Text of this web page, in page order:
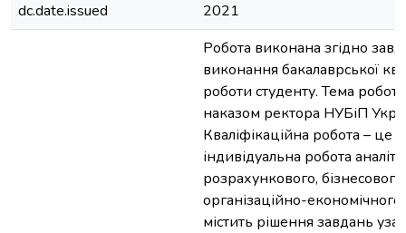
dc.date.issued
2021
Робота виконана згідно
виконання бакалаврської
роботи студенту. Тема
наказом ректора НУБіП
Кваліфікаційна робота – це
індивідуальна робота
розрахункового,
організаційно-
містить рішення завдань